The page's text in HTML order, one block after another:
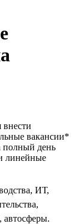
вакансии*
полный день
линейные
ИТ,
автосферы.